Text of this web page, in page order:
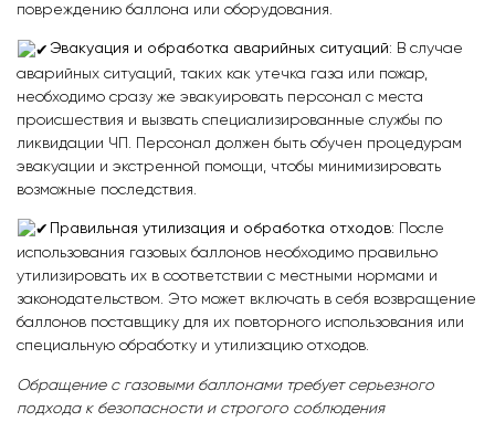
повреждению баллона или оборудования.
Эвакуация и обработка аварийных ситуаций: В случае
аварийных ситуаций, таких как утечка газа или пожар,
необходимо сразу же эвакуировать персонал с места
происшествия и вызвать специализированные службы по
ликвидации ЧП. Персонал должен быть обучен процедурам
эвакуации и экстренной помощи, чтобы минимизировать
возможные последствия.
Правильная утилизация и обработка отходов: После
использования газовых баллонов необходимо правильно
утилизировать их в соответствии с местными нормами и
законодательством. Это может включать в себя возвращение
баллонов поставщику для их повторного использования или
специальную обработку и утилизацию отходов.
Обращение с газовыми баллонами требует серьезного
подхода к безопасности и строгого соблюдения